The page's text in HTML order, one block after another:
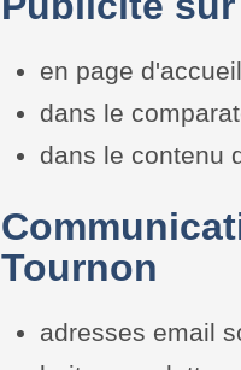
en page
dans le
dans le contenu
Tournon
adresses email